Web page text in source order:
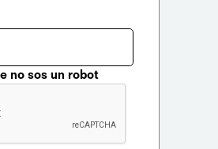
no sos un robot